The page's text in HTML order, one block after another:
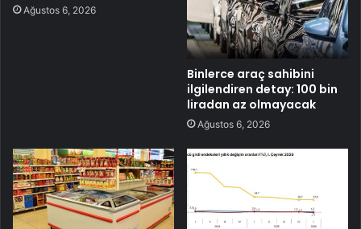
Ağustos 6, 2026
Binlerce araç sahibini
ilgilendiren detay: 100 bin
liradan az olmayacak
Ağustos 6, 2026